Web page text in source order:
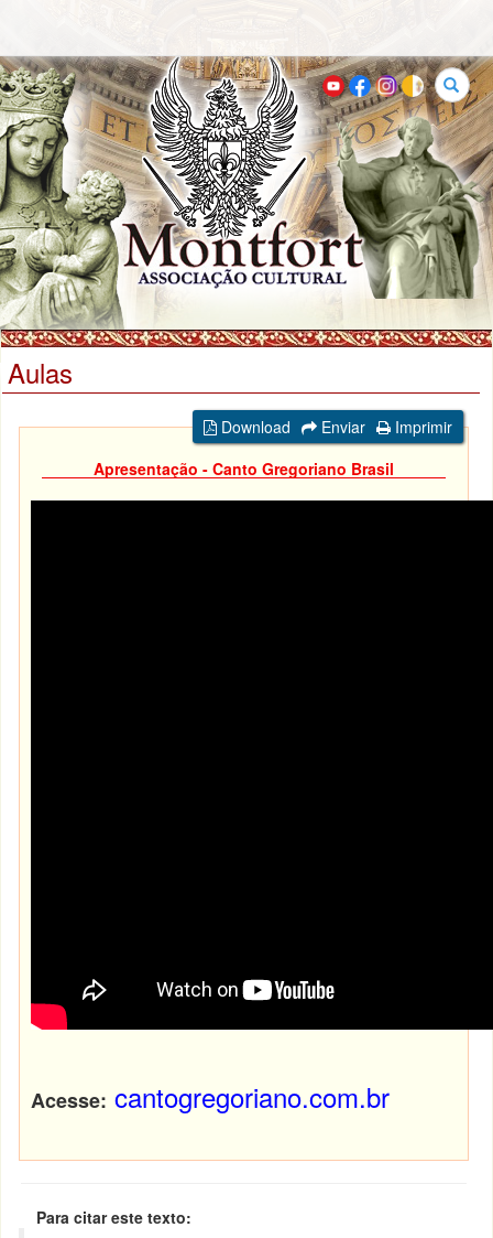
Buscar
Aulas
Download Enviar
Imprimir
Apresentação - Canto Gregoriano Brasil
Acesse: cantogregoriano.com.br
Para citar este texto: